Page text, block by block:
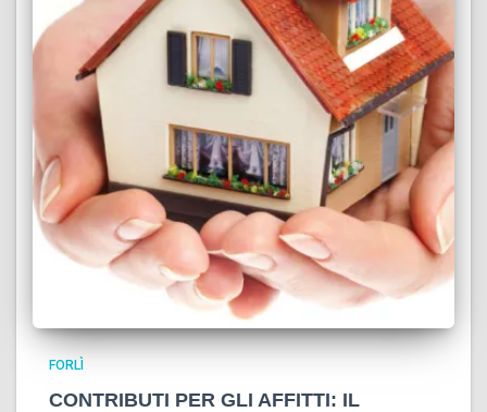
FORLÌ
CONTRIBUTI PER GLI AFFITTI: IL